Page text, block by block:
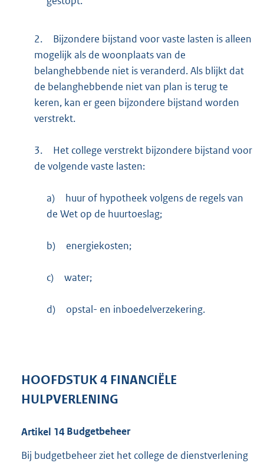
2.
Bijzondere bijstand voor vaste lasten is alleen
mogelijk als de woonplaats van de
belanghebbende niet is veranderd. Als blijkt dat
de belanghebbende niet van plan is terug te
keren, kan er geen bijzondere bijstand worden
verstrekt.
3.
Het college verstrekt bijzondere bijstand voor
de volgende vaste lasten:
a)
huur of hypotheek volgens de regels van
de Wet op de huurtoeslag;
b) energiekosten;
c) water;
d) opstal- en inboedelverzekering.
HOOFDSTUK4 FINANCIËLE
HULPVERLENING
Artikel 14 Budgetbeheer
Bij budgetbeheer ziet het college de dienstverlening